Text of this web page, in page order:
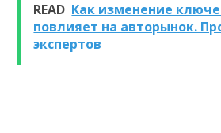
очистке и
промывке котлов
READ Как изменение
повлияет на авторынок.
экспертов